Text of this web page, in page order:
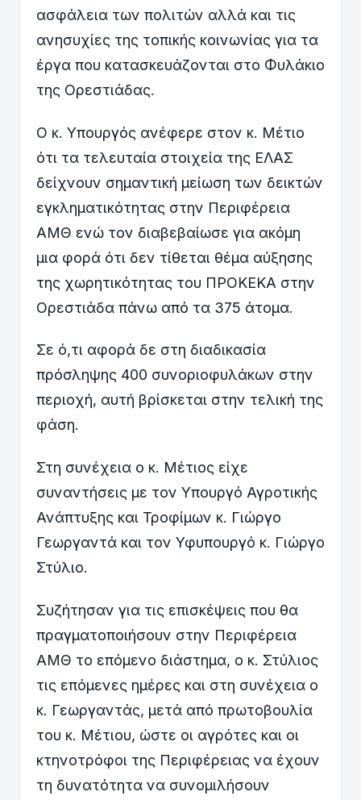
ασφάλεια των πολιτών αλλά και τις
ανησυχίες της τοπικής κοινωνίας για τα
έργα που κατασκευάζονται στο Φυλάκιο
της Ορεστιάδας.
Ο κ. Υπουργός ανέφερε στον κ. Μέτιο
ότι τα τελευταία στοιχεία της ΕΛΑΣ
δείχνουν σημαντική μείωση των δεικτών
εγκληματικότητας στην Περιφέρεια
ΑΜΘ ενώ τον διαβεβαίωσε για ακόμη
μια φορά ότι δεν τίθεται θέμα αύξησης
της χωρητικότητας του ΠΡΟΚΕΚΑ στην
Ορεστιάδα πάνω από τα 375 άτομα.
Σε ό,τι αφορά δε στη διαδικασία
πρόσληψης 400 συνοριοφυλάκων στην
περιοχή, αυτή βρίσκεται στην τελική της
φάση.
Στη συνέχεια ο κ. Μέτιος είχε
συναντήσεις με τον Υπουργό Αγροτικής
Ανάπτυξης και Τροφίμων κ. Γιώργο
Γεωργαντά και τον Υφυπουργό κ. Γιώργο
Στύλιο.
Συζήτησαν για τις επισκέψεις που θα
πραγματοποιήσουν στην Περιφέρεια
ΑΜΘ το επόμενο διάστημα, ο κ. Στύλιος
τις επόμενες ημέρες και στη συνέχεια ο
κ. Γεωργαντάς, μετά από πρωτοβουλία
του κ. Μέτιου, ώστε οι αγρότες και οι
κτηνοτρόφοι της Περιφέρειας να έχουν
τη δυνατότητα να συνομιλήσουν